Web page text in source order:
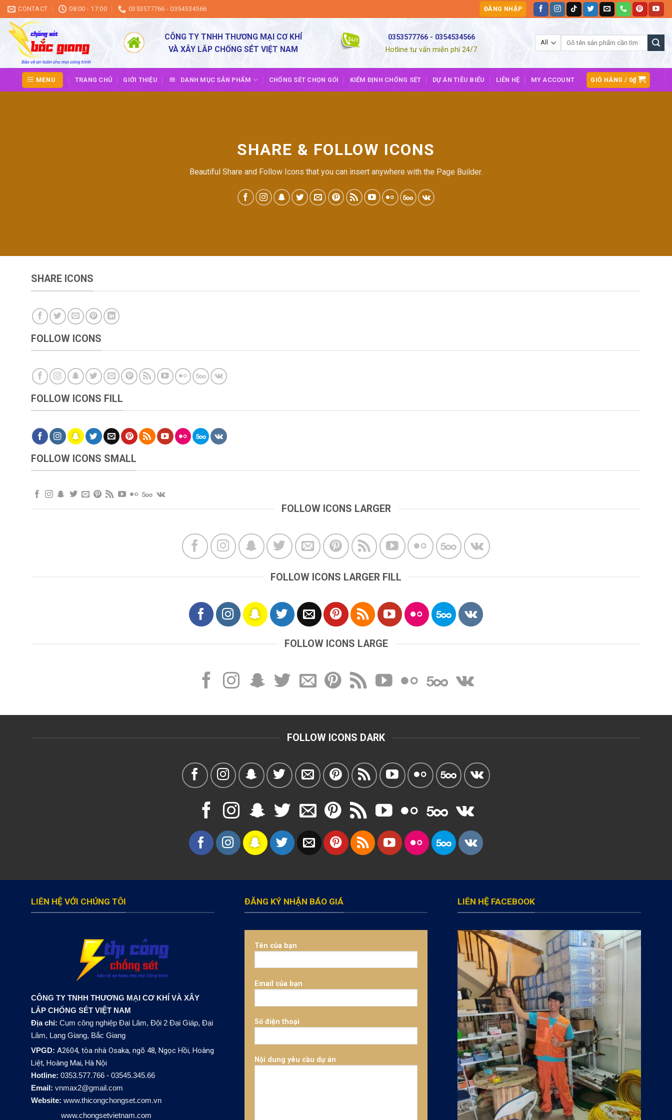
Skip
to
content
CONTACT 08:00 - 17:00 0353577766 - 0354534566 ĐĂNG NHẬP
CÔNG TY TNHH THƯƠNG MẠI CƠ KHÍ
VÀ XÂY LẮP CHỐNG SÉT VIỆT NAM
0353577766 - 0354534566
Hotline tư vấn miễn phí 24/7
Tìm
MENU TRANG CHỦ GIỚI THIỆU DANH MỤC SẢN PHẨM CHỐNG SÉT CHỌN GÓI KIỂM ĐỊNH CHỐNG SÉT DỰ ÁN TIÊU BIỂU LIÊN HỆ MY ACCOUNT GIỎ HÀNG / 0₫
SHARE & FOLLOW ICONS
Beautiful Share and Follow Icons that you can insert anywhere with the Page Builder.
SHARE ICONS
FOLLOW ICONS
FOLLOW ICONS FILL
FOLLOW ICONS SMALL
FOLLOW ICONS LARGER
FOLLOW ICONS LARGER FILL
FOLLOW ICONS LARGE
FOLLOW ICONS DARK
LIÊN HỆ VỚI CHÚNG TÔI
CÔNG TY TNHH THƯƠNG MẠI CƠ KHÍ VÀ XÂY
LẮP CHỐNG SÉT VIỆT NAM
Địa chỉ: Cụm công nghiệp Đại Lâm, Đội 2 Đại Giáp, Đại
Lâm, Lạng Giang, Bắc Giang
VPGD: A2604, tòa nhà Osaka, ngõ 48, Ngọc Hồi, Hoàng
Liệt, Hoàng Mai, Hà Nội
Hotline:0353.577.766 - 03545.345.66
Email: vnmax2@gmail.com
Website:www.thicongchongset.com.vn
www.chongsetvietnam.com
ĐĂNG KÝ NHẬN BÁO GIÁ
Tên của bạn
Email của bạn
Số điện thoại
Nội dung yêu cầu dự án
LIÊN HỆ FACEBOOK